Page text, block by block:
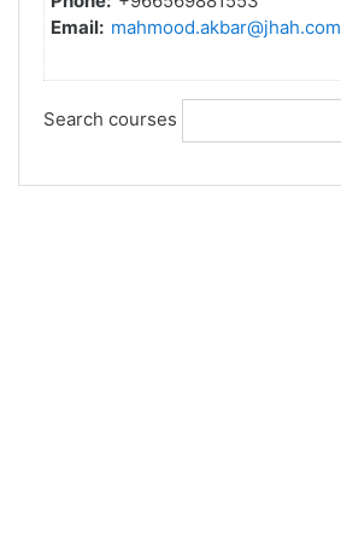
Email: mahmood.akbar@jhah.com
Search courses